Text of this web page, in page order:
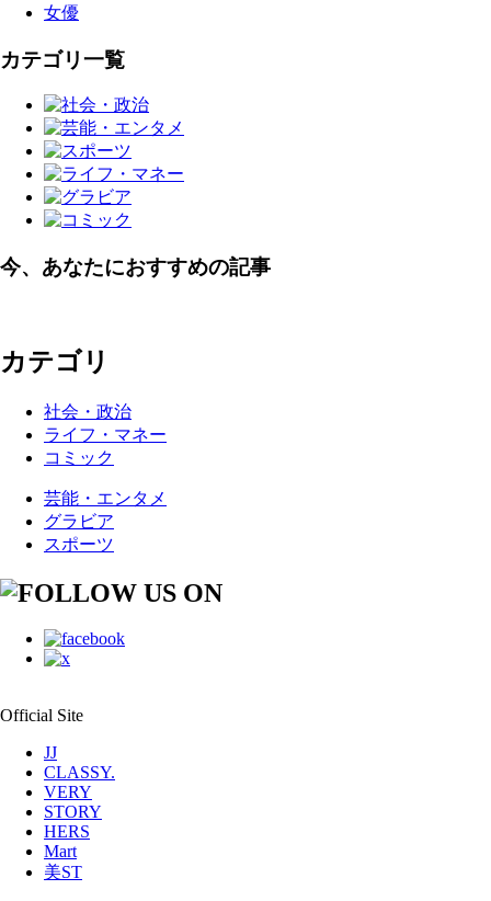
女優
カテゴリ一覧
今、あなたにおすすめの記事
カテゴリ
社会・政治
ライフ・マネー
コミック
芸能・エンタメ
グラビア
スポーツ
Official Site
JJ
CLASSY.
VERY
STORY
HERS
Mart
美ST